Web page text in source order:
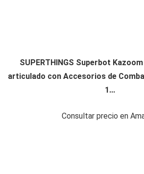
SUPERTHINGS Superbot
articulado con Accesorios de
1...
Consultar precio en